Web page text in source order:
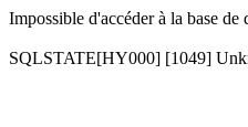
Impossible d'accéder à la base de
SQLSTATE[HY000] [1049]